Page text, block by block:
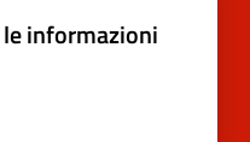
informazioni